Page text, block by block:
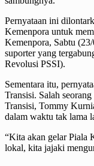
Pernyataan ini
Kemenpora untuk
Kemenpora, Sabtu
suporter yang
Revolusi PSSI).
Sementara itu,
Transisi. Salah
Transisi, Tommy
dalam waktu tak lama
“Kita akan gelar Piala
lokal, kita jajaki